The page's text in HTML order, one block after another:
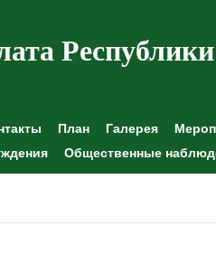
План Галерея
Общественные